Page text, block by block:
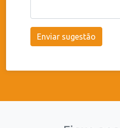
Enviar sugestão